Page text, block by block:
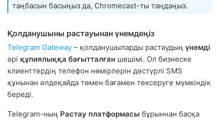
таңбасын басыңыз да, Chromecast-ты таңдаңыз.
Қолданушыны растауынан үнемдеңіз
Telegram Gateway – қолданушыларды растаудың үнемді
әрі құпиялыққа бағытталған шешімі. Ол бизнеске
клиенттердің телефон нөмірлерін дәстүрлі SMS
құнынан әлдеқайда төмен бағамен тексеруге мүмкіндік
береді.
Telegram-ның Растау платформасы бұрыннан басқа